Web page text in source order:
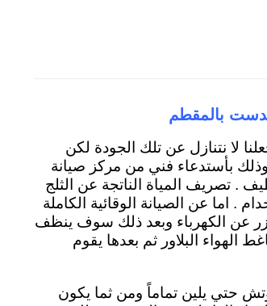
بالمقطم
لا نتنازل عن تلك الجودة لكن
وذلك بأستدعاء فني من مركز صيانة
. تصريف المياة الناتجة عن الثلج
. اما عن الصيانة الوقائية الكاملة
عن الكهرباء وبعد ذلك سوف ينظف
الهواء البلاور ثم بعدها يقوم
حتي يلين تماماً ومن ثما يكون